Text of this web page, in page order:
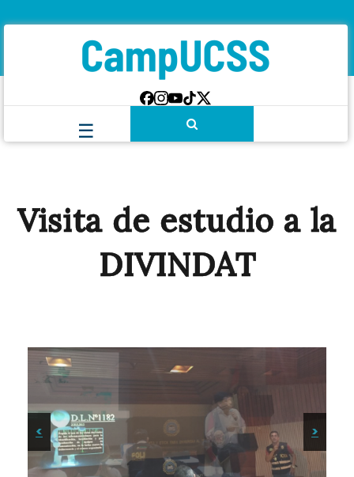
Visita de estudio a la
DIVINDAT
< >